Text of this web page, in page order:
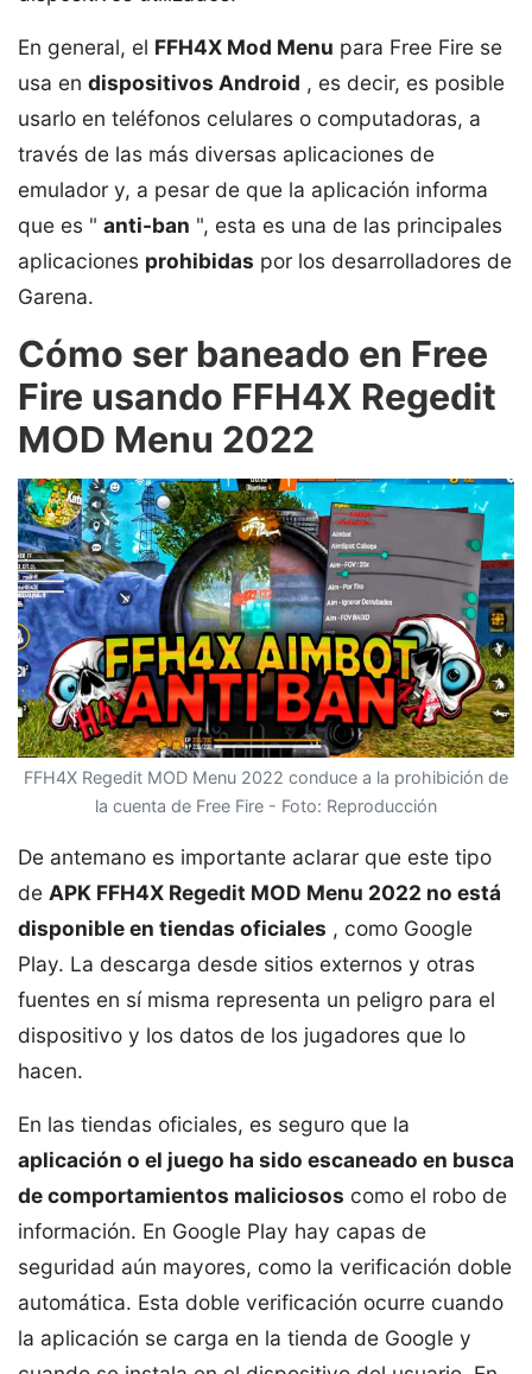
En general, el FFH4X Mod Menu para Free Fire se
usa en dispositivos Android , es decir, es posible
usarlo en teléfonos celulares o computadoras, a
través de las más diversas aplicaciones de
emulador y, a pesar de que la aplicación informa
que es " anti-ban ", esta es una de las principales
aplicaciones prohibidas por los desarrolladores de
Garena.
Cómo ser baneado en Free
Fire usando FFH4X Regedit
MOD Menu 2022
FFH4X Regedit MOD Menu 2022 conduce a la prohibición de
la cuenta de Free Fire - Foto: Reproducción
De antemano es importante aclarar que este tipo
de APK FFH4X Regedit MOD Menu 2022 no está
disponible en tiendas oficiales , como Google
Play. La descarga desde sitios externos y otras
fuentes en sí misma representa un peligro para el
dispositivo y los datos de los jugadores que lo
hacen.
En las tiendas oficiales, es seguro que la
aplicación o el juego ha sido escaneado en busca
de comportamientos maliciosos como el robo de
información. En Google Play hay capas de
seguridad aún mayores, como la verificación doble
automática. Esta doble verificación ocurre cuando
la aplicación se carga en la tienda de Google y